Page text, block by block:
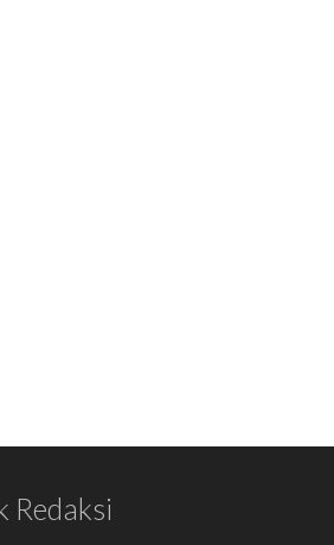
Redaksi